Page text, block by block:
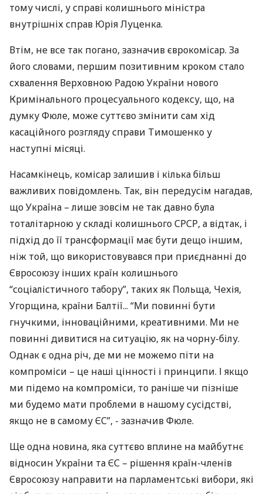
тому числі, у справі колишнього міністра
внутрішніх справ Юрія Луценка.
Втім, не все так погано, зазначив єврокомісар. За
його словами, першим позитивним кроком стало
схвалення Верховною Радою України нового
Кримінального процесуального кодексу, що, на
думку Фюле, може суттєво змінити сам хід
касаційного розгляду справи Тимошенко у
наступні місяці.
Насамкінець, комісар залишив і кілька більш
важливих повідомлень. Так, він передусім нагадав,
що Україна – лише зовсім не так давно була
тоталітарною у складі колишнього СРСР, а відтак, і
підхід до її трансформації має бути дещо іншим,
ніж той, що використовувався при приєднанні до
Євросоюзу інших країн колишнього
“соціалістичного табору”, таких як Польща, Чехія,
Угорщина, країни Балтії... “Ми повинні бути
гнучкими, інноваційними, креативними. Ми не
повинні дивитися на ситуацію, як на чорну-білу.
Однак є одна річ, де ми не можемо піти на
компроміси – це наші цінності і принципи. І якщо
ми підемо на компроміси, то раніше чи пізніше
ми будемо мати проблеми в нашому сусідстві,
якщо не в самому ЄС”, - зазначив Фюле.
Ще одна новина, яка суттєво вплине на майбутнє
відносин України та ЄС – рішення країн-членів
Євросоюзу направити на парламентські вибори, які